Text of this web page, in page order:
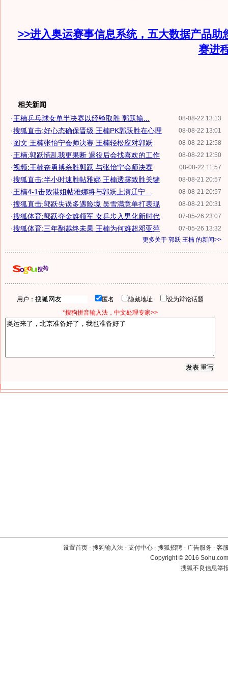
>>进入奥运赛事信息系统，五大数据产品助
赛进
相关新闻
08-08-22 13:13
·王楠乒乓球女单半决赛以经验取胜 郭跃输...
08-08-22 13:01
·搜狐直击:好心态确保晋级 王楠PK郭跃胜在心理
08-08-22 12:58
·图文:王楠张怡宁会师决赛 王楠轻松应对郭跃
08-08-22 12:50
·王楠:郭跃慌乱我更果断 退役后会找喜欢的工作
08-08-22 11:57
·视频:王楠奋勇搏杀胜郭跃 与张怡宁会师决赛
08-08-21 20:57
·搜狐直击:半小时速胜帖雅娜 王楠透露致胜关键
08-08-21 20:57
·王楠4-1击败港姐帖雅娜将与郭跃上演辽宁...
08-08-21 20:31
·搜狐直击:郭跃失误多遇险境 吴雪满意单打表现
07-05-26 23:07
·搜狐体育:郭跃夺金难领军 女乒步入男化新时代
07-05-26 13:32
·搜狐体育:三年翻越终未果 王楠为何难超邓亚萍
更多关于 郭跃 王楠 的新闻>>
用户： 匿名 隐藏地址
设为辩论话题
*搜狗拼音输入法，中文处理专家>>
设置首页 - 搜狗输入法 - 支付中心 - 搜狐招聘 - 广告服务 - 客
Copyright©2016
搜狐不良信息举